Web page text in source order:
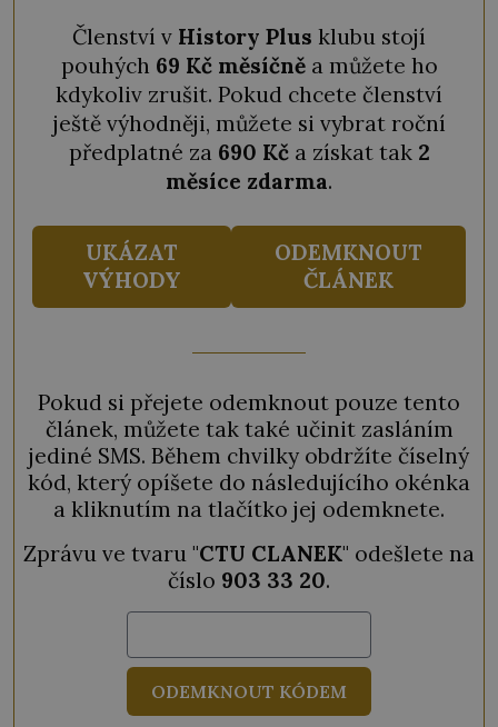
Členství v History Plus klubu stojí
pouhých 69 Kč měsíčněa můžete ho
kdykoliv zrušit. Pokud chcete členství
ještě výhodněji, můžete si vybrat roční
předplatné za 690 Kča získat tak 2
měsíce zdarma.
UKÁZAT
VÝHODY
ODEMKNOUT
ČLÁNEK
Pokud si přejete odemknout pouze tento
článek, můžete tak také učinit zasláním
jediné SMS. Během chvilky obdržíte číselný
kód, který opíšete do následujícího okénka
a kliknutím na tlačítko jej odemknete.
Zprávu ve tvaru "CTU CLANEK" odešlete na
číslo 903 33 20.
ODEMKNOUT KÓDEM